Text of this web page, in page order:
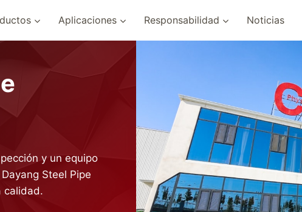
Aplicaciones Responsabilidad Noticias
y un equipo
Steel Pipe
calidad.